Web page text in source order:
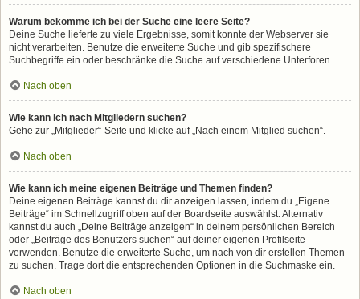
Warum bekomme ich bei der Suche eine leere Seite?
Deine Suche lieferte zu viele Ergebnisse, somit konnte der Webserver sie
nicht verarbeiten. Benutze die erweiterte Suche und gib spezifischere
Suchbegriffe ein oder beschränke die Suche auf verschiedene Unterforen.
Nach oben
Wie kann ich nach Mitgliedern suchen?
Gehe zur „Mitglieder“-Seite und klicke auf „Nach einem Mitglied suchen“.
Nach oben
Wie kann ich meine eigenen Beiträge und Themen finden?
Deine eigenen Beiträge kannst du dir anzeigen lassen, indem du „Eigene
Beiträge“ im Schnellzugriff oben auf der Boardseite auswählst. Alternativ
kannst du auch „Deine Beiträge anzeigen“ in deinem persönlichen Bereich
oder „Beiträge des Benutzers suchen“ auf deiner eigenen Profilseite
verwenden. Benutze die erweiterte Suche, um nach von dir erstellen Themen
zu suchen. Trage dort die entsprechenden Optionen in die Suchmaske ein.
Nach oben